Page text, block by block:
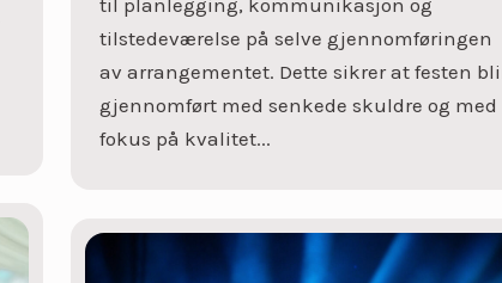
til planlegging, kommunikasjon og
tilstedeværelse på selve gjennomføringen
av arrangementet. Dette sikrer at festen
gjennomført med senkede skuldre og med
fokus på kvalitet...